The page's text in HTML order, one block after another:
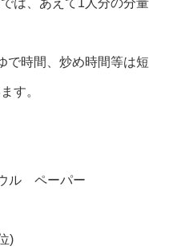
は、あえて1人分の分量
時間、炒め時間等は短
す。
ル ペーパー
)